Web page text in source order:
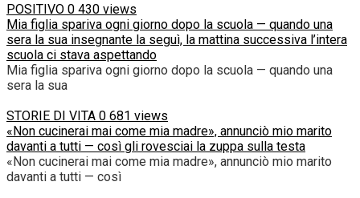
POSITIVO 0 430 views
Mia figlia spariva ogni giorno dopo la scuola — quando una
sera la sua insegnante la seguì, la mattina successiva l’intera
scuola ci stava aspettando
Mia figlia spariva ogni giorno dopo la scuola — quando una
sera la sua
STORIE DI VITA 0 681 views
«Non cucinerai mai come mia madre», annunciò mio marito
davanti a tutti — così gli rovesciai la zuppa sulla testa
«Non cucinerai mai come mia madre», annunciò mio marito
davanti a tutti — così